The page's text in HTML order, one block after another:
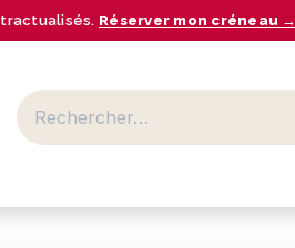
Réserver mon créneau →